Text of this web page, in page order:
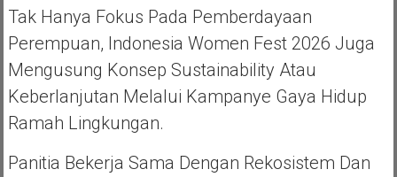
Tak Hanya Fokus Pada Pemberdayaan
Perempuan, Indonesia Women Fest 2026 Juga
Mengusung Konsep Sustainability Atau
Keberlanjutan Melalui Kampanye Gaya Hidup
Ramah Lingkungan.
Panitia Bekerja Sama Dengan Rekosistem Dan